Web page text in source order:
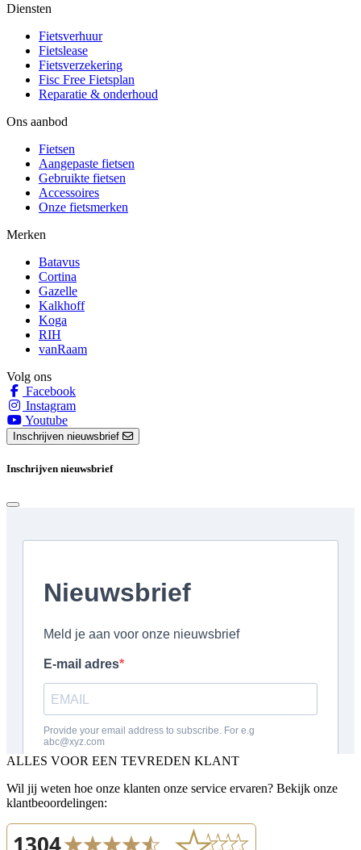
Diensten
Fietsverhuur
Fietslease
Fietsverzekering
Fisc Free Fietsplan
Reparatie & onderhoud
Ons aanbod
Fietsen
Aangepaste fietsen
Gebruikte fietsen
Accessoires
Onze fietsmerken
Merken
Batavus
Cortina
Gazelle
Kalkhoff
Koga
RIH
vanRaam
Volg ons
Facebook
Instagram
Youtube
Inschrijven nieuwsbrief
Inschrijven nieuwsbrief
ALLES VOOR EEN TEVREDEN KLANT
Wil jij weten hoe onze klanten onze service ervaren? Bekijk onze
klantbeoordelingen: